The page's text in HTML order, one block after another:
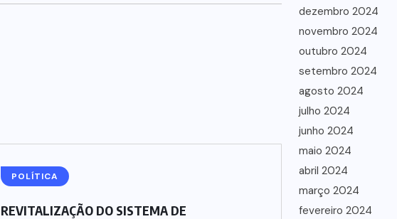
POLÍTICA
REVITALIZAÇÃO DO SISTEMA DE
dezembro 2024
novembro 2024
outubro 2024
setembro 2024
agosto 2024
julho 2024
junho 2024
maio 2024
abril 2024
março 2024
fevereiro 2024